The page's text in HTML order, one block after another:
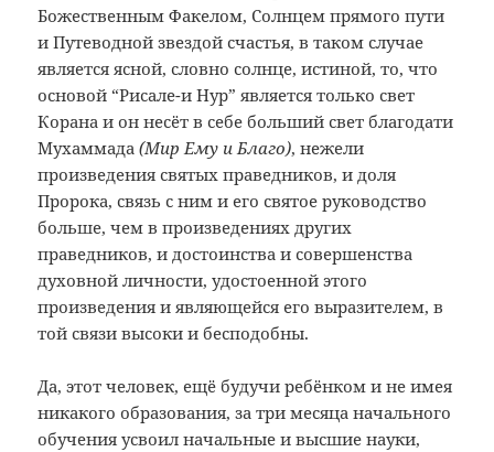
Божественным Факелом, Солнцем прямого пути
и Путеводной звездой счастья, в таком случае
является ясной, словно солнце, истиной, то, что
основой “Рисале-и Нур” является только свет
Корана и он несёт в себе больший свет благодати
Мухаммада(Мир Ему и Благо), нежели
произведения святых праведников, и доля
Пророка, связь с ним и его святое руководство
больше, чем в произведениях других
праведников, и достоинства и совершенства
духовной личности, удостоенной этого
произведения и являющейся его выразителем, в
той связи высоки и бесподобны.
Да, этот человек, ещё будучи ребёнком и не имея
никакого образования, за три месяца начального
обучения усвоил начальные и высшие науки,